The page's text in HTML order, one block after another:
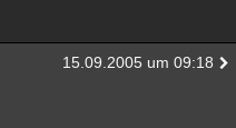
15.09.2005 um 09:18